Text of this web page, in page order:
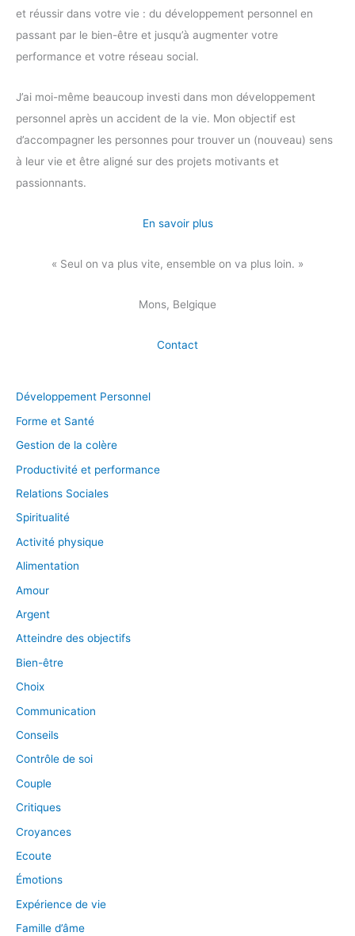
et réussir dans votre vie : du développement personnel en
passant par le bien-être et jusqu’à augmenter votre
performance et votre réseau social.
J’ai moi-même beaucoup investi dans mon développement
personnel après un accident de la vie. Mon objectif est
d’accompagner les personnes pour trouver un (nouveau) sens
à leur vie et être aligné sur des projets motivants et
passionnants.
En savoir plus
« Seul on va plus vite, ensemble on va plus loin. »
Mons, Belgique
Contact
Développement Personnel
Forme et Santé
Gestion de la colère
Productivité et performance
Relations Sociales
Spiritualité
Activité physique
Alimentation
Amour
Argent
Atteindre des objectifs
Bien-être
Choix
Communication
Conseils
Contrôle de soi
Couple
Critiques
Croyances
Ecoute
Émotions
Expérience de vie
Famille d’âme